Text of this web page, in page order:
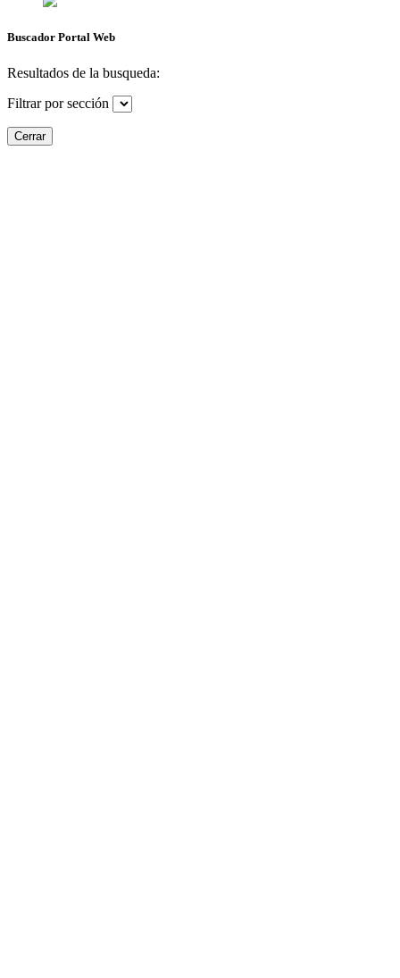
Buscador Portal Web
Resultados de la busqueda:
Filtrar por sección
Cerrar